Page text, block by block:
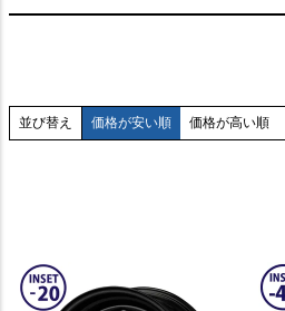
並び替え 価格が安い順 価格が高い順